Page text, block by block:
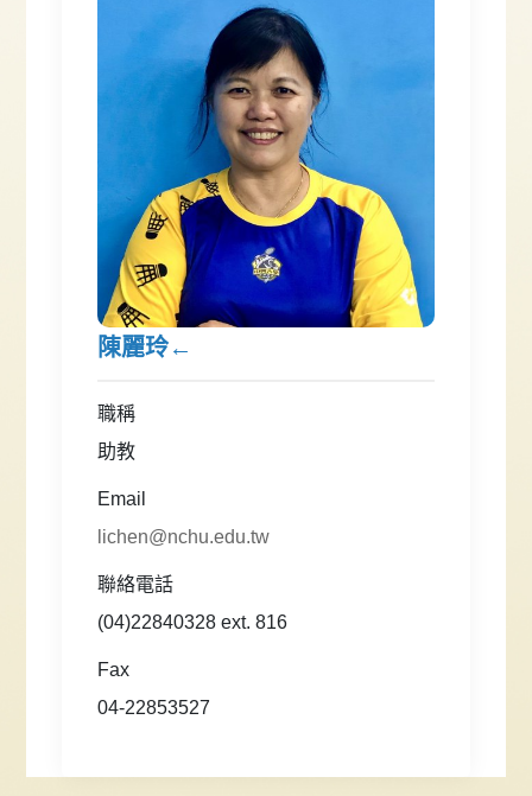
陳麗玲←
職稱
助教
Email
lichen@nchu.edu.tw
聯絡電話
(04)22840328 ext. 816
Fax
04-22853527